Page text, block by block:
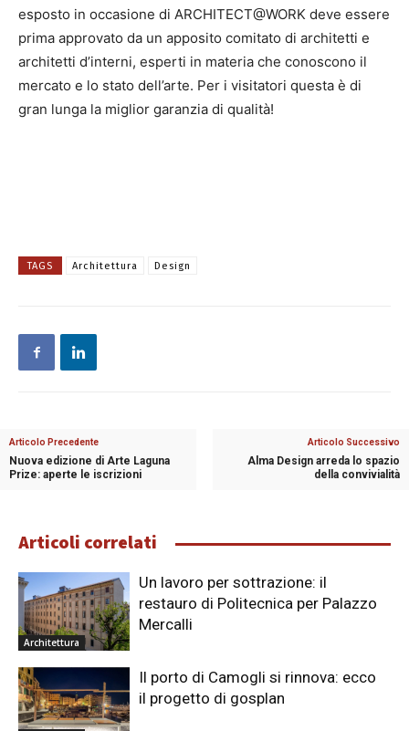
esposto in occasione di ARCHITECT@WORK deve essere
prima approvato da un apposito comitato di architetti e
architetti d’interni, esperti in materia che conoscono il
mercato e lo stato dell’arte. Per i visitatori questa è di
gran lunga la miglior garanzia di qualità!
TAGS Architettura Design
Articolo Precedente
Nuova edizione di Arte Laguna
Prize: aperte le iscrizioni
Articolo Successivo
Alma Design arreda lo spazio
della convivialità
Articoli correlati
Architettura
Un lavoro per sottrazione: il
restauro di Politecnica per Palazzo
Mercalli
Il porto di Camogli si rinnova: ecco
il progetto di gosplan